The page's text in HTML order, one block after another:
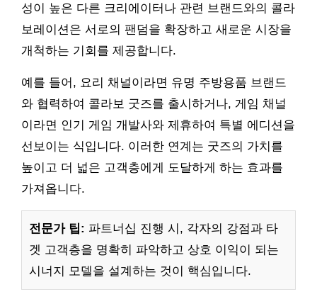
성이 높은 다른 크리에이터나 관련 브랜드와의 콜라
보레이션은 서로의 팬덤을 확장하고 새로운 시장을
개척하는 기회를 제공합니다.
예를 들어, 요리 채널이라면 유명 주방용품 브랜드
와 협력하여 콜라보 굿즈를 출시하거나, 게임 채널
이라면 인기 게임 개발사와 제휴하여 특별 에디션을
선보이는 식입니다. 이러한 연계는 굿즈의 가치를
높이고 더 넓은 고객층에게 도달하게 하는 효과를
가져옵니다.
전문가 팁: 파트너십 진행 시, 각자의 강점과 타
겟 고객층을 명확히 파악하고 상호 이익이 되는
시너지 모델을 설계하는 것이 핵심입니다.